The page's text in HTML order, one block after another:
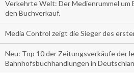
Verkehrte Welt: Der Medienrummel um
den Buchverkauf.
Media Control zeigt die Sieger des
Neu: Top 10 der Zeitungsverkäufe der
Bahnhofsbuchhandlungen in